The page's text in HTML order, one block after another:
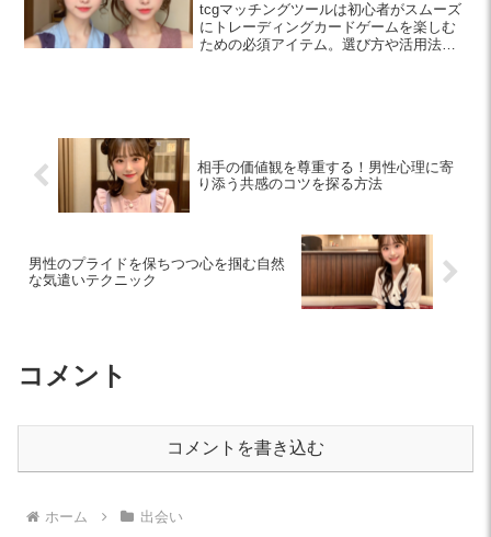
tcgマッチングツールは初心者がスムーズ
にトレーディングカードゲームを楽しむ
ための必須アイテム。選び方や活用法、
相手の価値観を尊重する！男性心理に寄
り添う共感のコツを探る方法
男性のプライドを保ちつつ心を掴む自然
な気遣いテクニック
コメント
コメントを書き込む
ホーム 出会い